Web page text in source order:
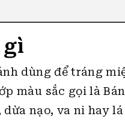
gì
dùng để tráng
màu sắc gọi là
nạo, va ni hay